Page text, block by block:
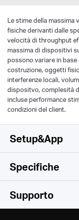
Le stime della massima
fisiche derivanti dalle
velocità di throughput
massima di dispositivi
possono variare in
costruzione, oggetti
interferenze locali,
dispositvo, complesità
incluse performance
condizioni del client.
Setup&App
Una
Specifiche
Wireless
Supporto